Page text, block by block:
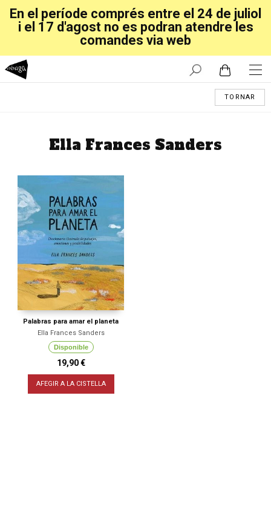
En el període comprés entre el 24 de juliol
i el 17 d'agost no es podran atendre les
comandes via web
TORNAR
Ella Frances Sanders
Palabras para amar el planeta
Ella Frances Sanders
Disponible
19,90 €
AFEGIR A LA CISTELLA